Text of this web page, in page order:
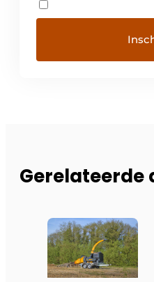
Gerelateerde